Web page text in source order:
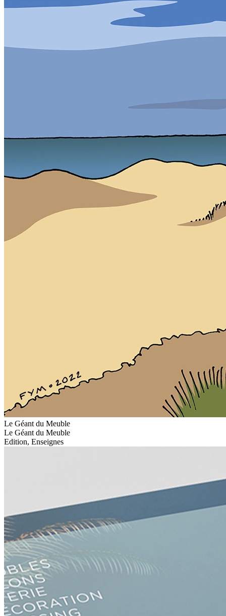
Le Géant du Meuble
Le Géant du Meuble
Edition, Enseignes